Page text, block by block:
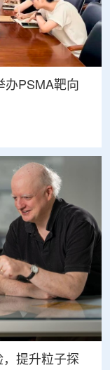
办PSMA靶向
提升粒子探